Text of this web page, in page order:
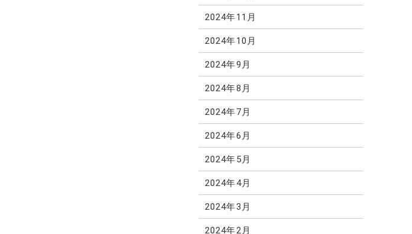
2024年11月
2024年10月
2024年9月
2024年8月
2024年7月
2024年6月
2024年5月
2024年4月
2024年3月
2024年2月